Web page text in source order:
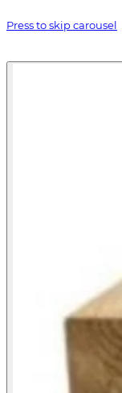
Press to skip carousel